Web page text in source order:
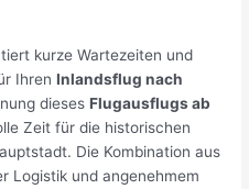
kurze Wartezeiten und
IhrenInlandsflug nach
diesesFlugausflugs ab
Zeit für die historischen
Die Kombination aus
Logistik und angenehmem